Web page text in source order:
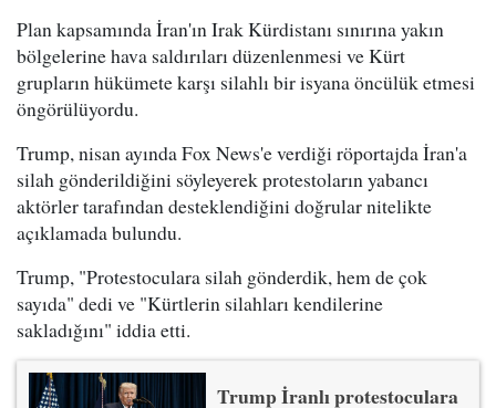
Plan kapsamında İran'ın Irak Kürdistanı sınırına yakın
bölgelerine hava saldırıları düzenlenmesi ve Kürt
grupların hükümete karşı silahlı bir isyana öncülük etmesi
öngörülüyordu.
Trump, nisan ayında Fox News'e verdiği röportajda İran'a
silah gönderildiğini söyleyerek protestoların yabancı
aktörler tarafından desteklendiğini doğrular nitelikte
açıklamada bulundu.
Trump, "Protestoculara silah gönderdik, hem de çok
sayıda" dedi ve "Kürtlerin silahları kendilerine
sakladığını" iddia etti.
Trump İranlı protestoculara